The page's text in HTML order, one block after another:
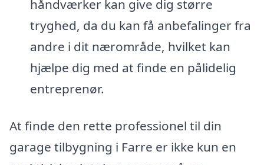
håndværker kan give dig større
tryghed, da du kan få anbefalinger fra
andre i dit nærområde, hvilket kan
hjælpe dig med at finde en pålidelig
entreprenør.
At finde den rette professionel til din
garage tilbygning i Farre er ikke kun en